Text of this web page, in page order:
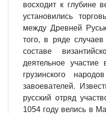
восходит к глубине
установились
между Древней
того, в ряде
составе
деятельное
грузинского
завоевателей.
русский отряд
1054 году велись в